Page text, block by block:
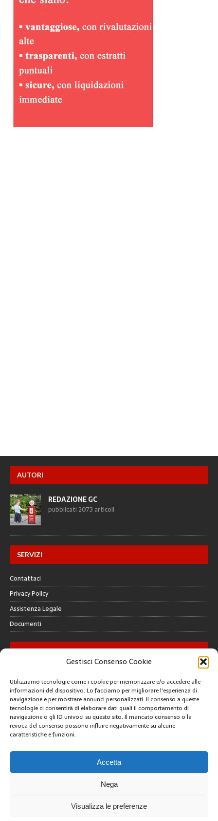
Gestisci Consenso Cookie
Utilizziamo tecnologie come i cookie per memorizzare e/o accedere alle
informazioni del dispositivo. Lo facciamo per migliorare l'esperienza di
navigazione e per mostrare annunci personalizzati. Il consenso a queste
tecnologie ci consentirà di elaborare dati quali il comportamento di
navigazione o gli ID univoci su questo sito. Il mancato consenso o la
revoca del consenso possono influire negativamente su alcune
caratteristiche e funzioni.
Accetta
Nega
Visualizza le preferenze
AUTORI
REDAZIONE GC
pubblicati 2073 articoli
SERVIZI
Contattaci
Privacy Policy
Assistenza Legale
Documenti
GALLERY
CREATIVE COMMONS
Questa opera è concessa in licenza con i termini